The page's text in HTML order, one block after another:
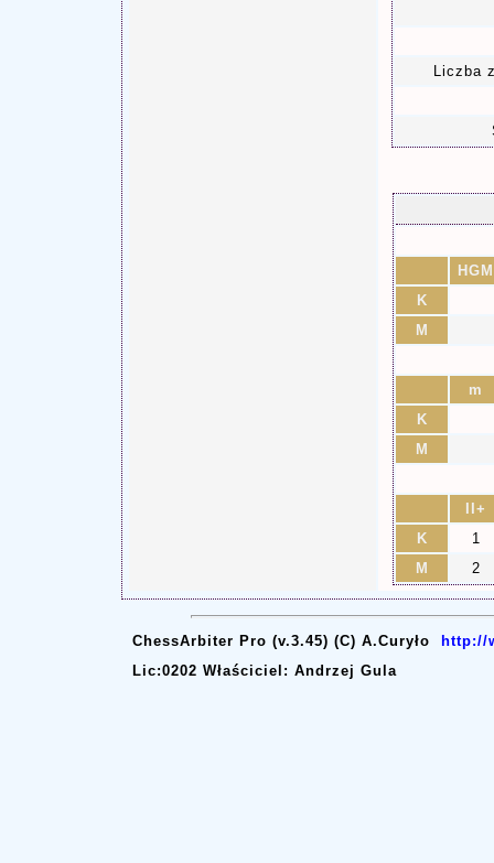
Liczba
HGM
K
M
m
K
M
II+
K
1
M
2
ChessArbiter Pro (v.3.45) (C) A.Curyło
http://
Lic:0202 Właściciel: Andrzej Gula